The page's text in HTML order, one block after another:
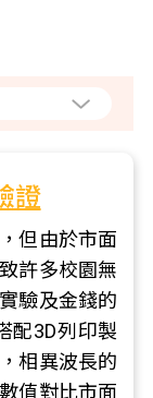
證
但由於市面
許多校園無
驗及金錢的
配3D列印製
相異波長的
值對比市面